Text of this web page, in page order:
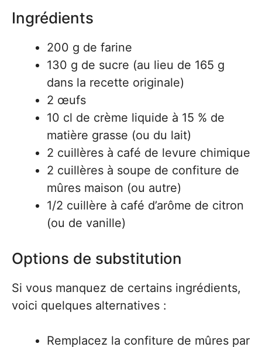
Ingrédients
200 g de farine
130 g de sucre (au lieu de 165 g
dans la recette originale)
2 œufs
10 cl de crème liquide à 15 % de
matière grasse (ou du lait)
2 cuillères à café de levure chimique
2 cuillères à soupe de confiture de
mûres maison (ou autre)
1/2 cuillère à café d’arôme de citron
(ou de vanille)
Options de substitution
Si vous manquez de certains ingrédients,
voici quelques alternatives :
Remplacez la confiture de mûres par